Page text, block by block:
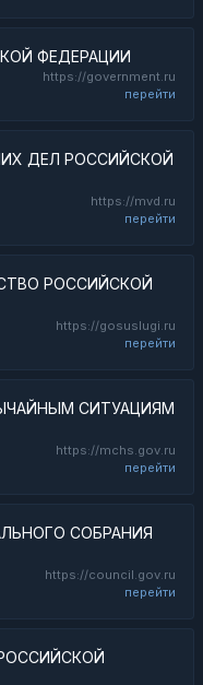
ФЕДЕРАЦИИ
https://government.ru
перейти
ДЕЛ РОССИЙСКОЙ
https://mvd.ru
перейти
РОССИЙСКОЙ
https://gosuslugi.ru
перейти
СИТУАЦИЯМ
https://mchs.gov.ru
перейти
СОБРАНИЯ
https://council.gov.ru
перейти